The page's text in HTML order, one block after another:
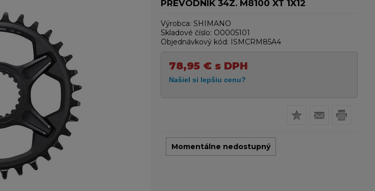
PREVODNÍK 34Z. M8100 XT 1X12
Výrobca: SHIMANO
Skladové číslo: O0005101
Objednávkový kód: ISMCRM85A4
78,95 €s DPH
Momentálne nedostupný